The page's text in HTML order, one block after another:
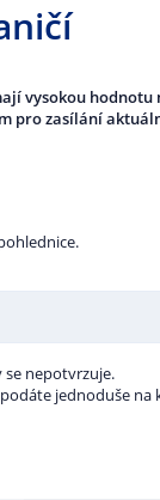
vysokou hodnotu
pro zasílání
se nepotvrzuje.
jednoduše